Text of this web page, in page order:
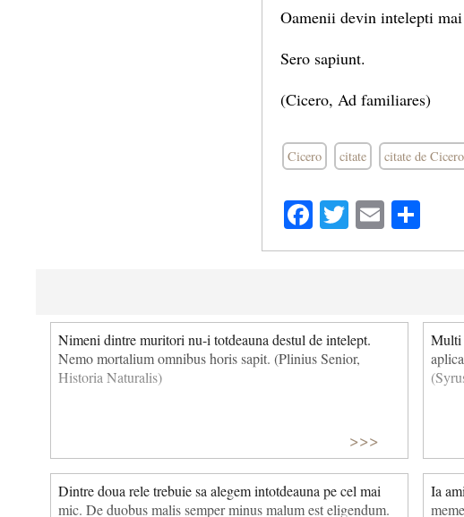
Oamenii devin intelepti
Sero sapiunt.
(Cicero, Ad familiares)
Cicero citate citate de Cicero
Facebook
Twitter
Email
Nimeni dintre muritori nu-i totdeauna destul de intelept.
Nemo mortalium omnibus horis sapit. (Plinius Senior,
Historia Naturalis)
>>>
Multi
Dintre doua rele trebuie sa alegem intotdeauna pe cel mai
mic. De duobus malis semper minus malum est eligendum.
Ia